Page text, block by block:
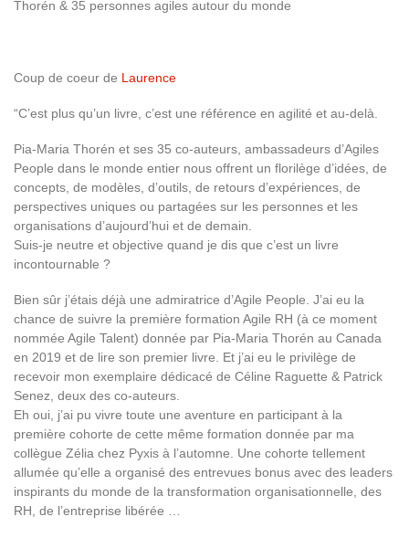
Thorén & 35 personnes agiles autour du monde
Coup de coeur de Laurence
“C’est plus qu’un livre, c’est une référence en agilité et au-delà.
Pia-Maria Thorén et ses 35 co-auteurs, ambassadeurs d’Agiles
People dans le monde entier nous offrent un florilège d’idées, de
concepts, de modèles, d’outils, de retours d’expériences, de
perspectives uniques ou partagées sur les personnes et les
organisations d’aujourd’hui et de demain.
Suis-je neutre et objective quand je dis que c’est un livre
incontournable ?
Bien sûr j’étais déjà une admiratrice d’Agile People. J’ai eu la
chance de suivre la première formation Agile RH (à ce moment
nommée Agile Talent) donnée par Pia-Maria Thorén au Canada
en 2019 et de lire son premier livre. Et j’ai eu le privilège de
recevoir mon exemplaire dédicacé de Céline Raguette & Patrick
Senez, deux des co-auteurs.
Eh oui, j’ai pu vivre toute une aventure en participant à la
première cohorte de cette même formation donnée par ma
collègue Zélia chez Pyxis à l’automne. Une cohorte tellement
allumée qu’elle a organisé des entrevues bonus avec des leaders
inspirants du monde de la transformation organisationnelle, des
RH, de l’entreprise libérée …